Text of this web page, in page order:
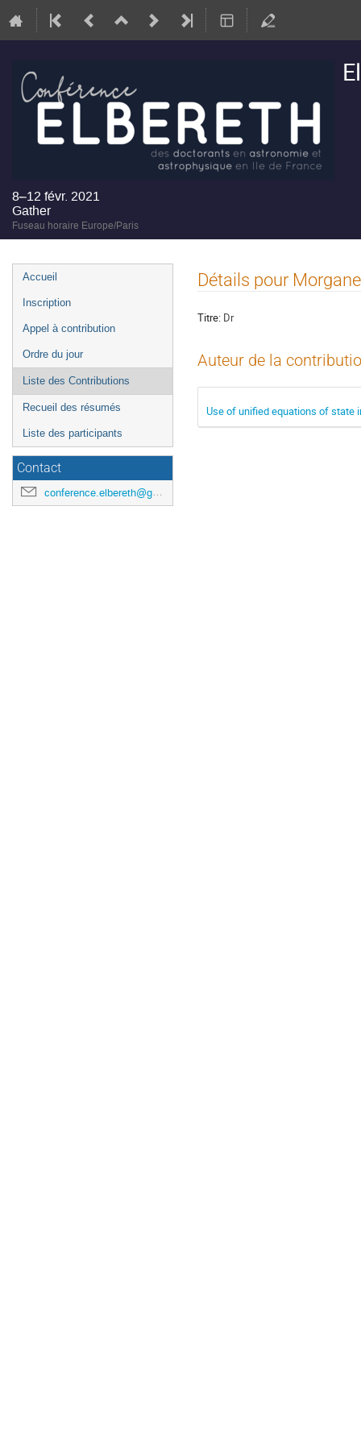
8–12 févr. 2021
Gather
Fuseau horaire Europe/Paris
Menu
de
Accueil
Inscription
Appel à contribution
Ordre du jour
Liste des Contributions
Recueil des résumés
Liste des participants
Contact
conference.elbereth@gmail.com
Détails pour
Titre: Dr
Auteur de la
Use of unified equations of state